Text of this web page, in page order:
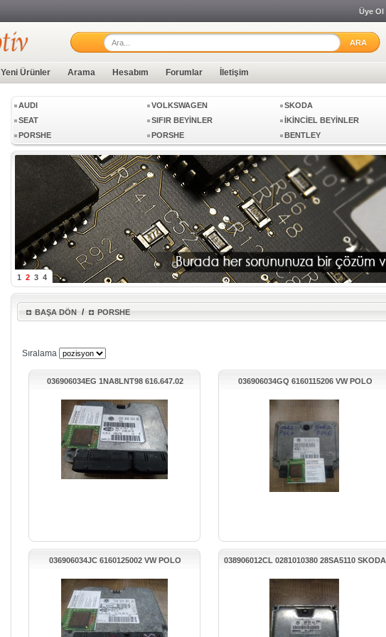
Üye Ol
Yeni Ürünler Arama Hesabım Forumlar İletişim
AUDI VOLKSWAGEN
SKODA
SEAT
SIFIR BEYİNLER
İKİNCİEL BEYİNLER
PORSHE
PORSHE
BENTLEY
LAMBORGHINI
BUGATTI CHIPTUNING
VOLKSWAGEN
SKODA
SIFIR BEYİNLER
İKİNCİEL BEYİNLER
PORSHE
PORSHE BENTLEY
1 2 3 4
BAŞA DÖN / PORSHE
Sıralama
036906034EG 1NA8LNT98 616.647.02
BEYNİ
036906034GQ 6160115206 VW POLO
036906034JC 6160125002 VW POLO
038906012CL 0281010380 28SA5110 SKODA